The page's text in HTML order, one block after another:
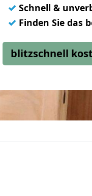
✓ Schnell &
✓ Finden Sie das
blitzschnell